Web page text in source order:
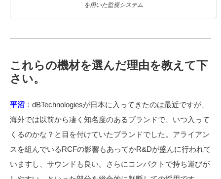
を用いた監視システム
これらの機材を選んだ理由を教えて下
さい。
平沼 ：dBTechnologiesが日本に入ってきたのは最近ですが、
海外では以前から凄く知名度のあるブランドで、いつ入って
くるのかな？と目を付けていたブランドでした。 アライアン
スを組んでいるRCFの影響もあってかR&Dが盛んに行われて
いますし、サウンドも良い。さらにコンパクトで持ち運びが